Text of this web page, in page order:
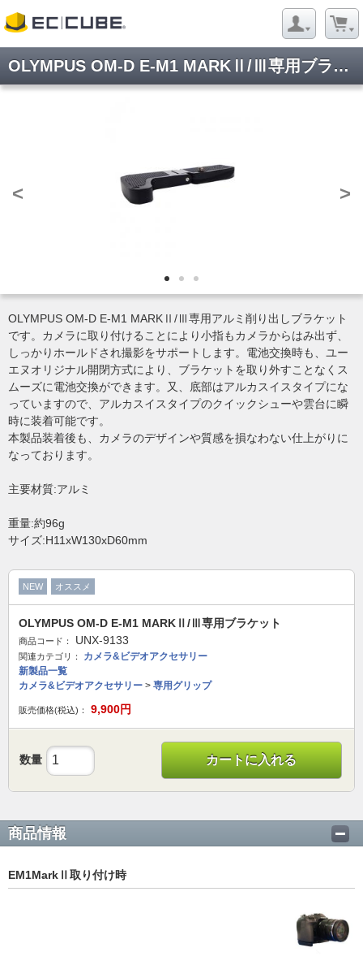
OLYMPUS OM-D E-M1 MARKⅡ/Ⅲ専用ブラケット
< >
OLYMPUS OM-D E-M1 MARKⅡ/Ⅲ専用アルミ削り出しブラケット
です。カメラに取り付けることにより小指もカメラからはみ出ず、
しっかりホールドされ撮影をサポートします。電池交換時も、ユー
エヌオリジナル開閉方式により、ブラケットを取り外すことなくス
ムーズに電池交換ができます。又、底部はアルカスイスタイプにな
っていますので、アルカスイスタイプのクイックシューや雲台に瞬
時に装着可能です。
本製品装着後も、カメラのデザインや質感を損なわない仕上がりに
なっております。
主要材質:アルミ
重量:約96g
サイズ:H11xW130xD60mm
NEW オススメ
OLYMPUS OM-D E-M1 MARKⅡ/Ⅲ専用ブラケット
商品コード： UNX-9133
関連カテゴリ：
カメラ&ビデオアクセサリー
新製品一覧
カメラ&ビデオアクセサリー > 専用グリップ
販売価格(税込)： 9,900円
数量 カートに入れる
商品情報
EM1MarkⅡ取り付け時